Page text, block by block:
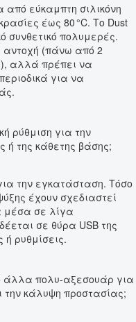
εύκαμπτη σιλικόνη
έως 80 °C. Το Dust
συνθετικό πολυμερές.
αντοχή (πάνω από 2
αλλά πρέπει να
για να
ρύθμιση για την
ή της κάθετης βάσης;
την εγκατάσταση. Τόσο
έχουν σχεδιαστεί
μέσα σε λίγα
σε θύρα USB της
ρυθμίσεις.
άλλα πολυ-αξεσουάρ για
την κάλυψη προστασίας;